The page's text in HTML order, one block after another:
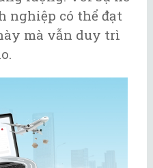
nghiệp có thể đạt
mà vẫn duy trì